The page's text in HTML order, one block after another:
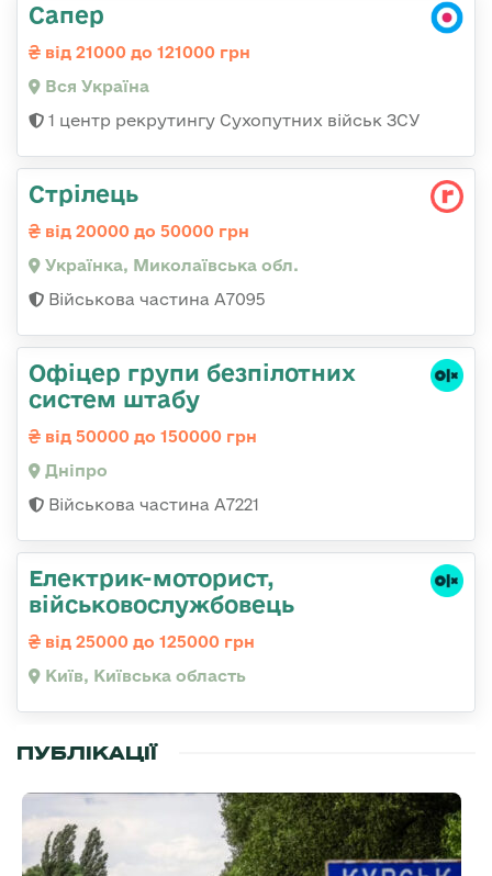
Сапер
від 21000 до 121000 грн
Вся Україна
1 центр рекрутингу Сухопутних військ ЗСУ
Стрілець
від 20000 до 50000 грн
Українка, Миколаївська обл.
Військова частина А7095
Офіцер групи безпілотних
систем штабу
від 50000 до 150000 грн
Дніпро
Військова частина А7221
Електрик-моторист,
військовослужбовець
від 25000 до 125000 грн
Київ, Київська область
ПУБЛІКАЦІЇ